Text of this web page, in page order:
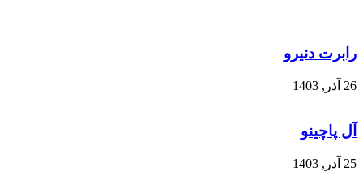
رابرت دنیرو
26 آذر, 1403
آل پاچینو
25 آذر, 1403